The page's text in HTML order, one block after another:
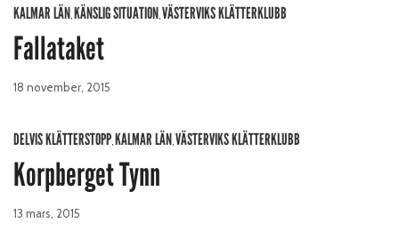
KALMAR LÄNKÄNSLIG SITUATIONVÄSTERVIKS KLÄTTERKLUBB
Fallataket
18 november, 2015
DELVIS KLÄTTERSTOPPKALMAR LÄNVÄSTERVIKS KLÄTTERKLUBB
Korpberget Tynn
13 mars, 2015